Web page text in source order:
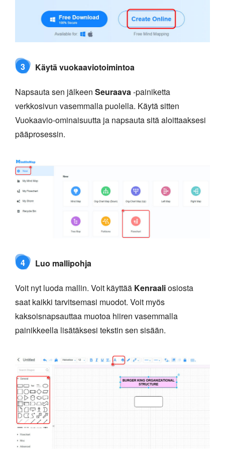
3 Käytä vuokaaviotoimintoa
Napsauta sen jälkeen Seuraava-painiketta
verkkosivun vasemmalla puolella. Käytä sitten
Vuokaavio-ominaisuutta ja napsauta sitä aloittaaksesi
pääprosessin.
4 Luo mallipohja
Voit nyt luoda mallin. Voit käyttää Kenraaliosiosta
saat kaikki tarvitsemasi muodot. Voit myös
kaksoisnapsauttaa muotoa hiiren vasemmalla
painikkeella lisätäksesi tekstin sen sisään.